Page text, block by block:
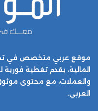
موقع عربي متخصص في
المالية، يقدم تغطية فورية
والعملات، مع محتوى
العربي.